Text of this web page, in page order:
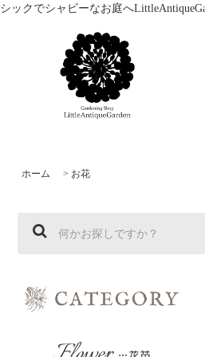
シックでシャビーなお庭へ
ホーム > お花